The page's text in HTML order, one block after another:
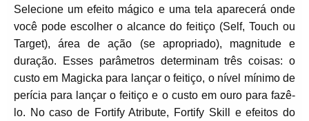
Selecione um efeito mágico e uma tela aparecerá onde
você pode escolher o alcance do feitiço (Self, Touch ou
Target), área de ação (se apropriado), magnitude e
duração. Esses parâmetros determinam três coisas: o
custo em Magicka para lançar o feitiço, o nível mínimo de
perícia para lançar o feitiço e o custo em ouro para fazê-
lo. No caso de Fortify Atribute, Fortify Skill e efeitos do